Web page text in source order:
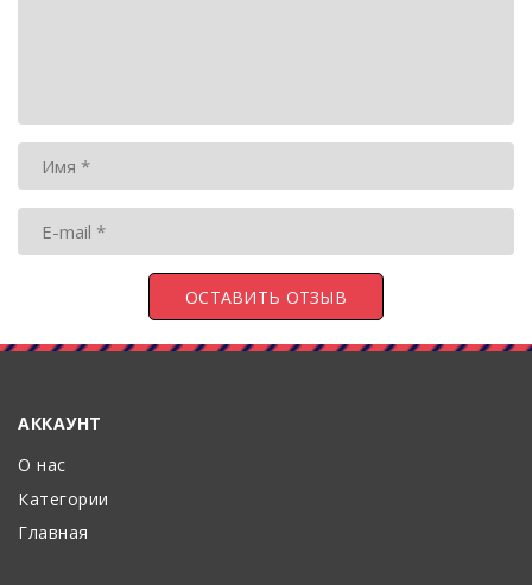
АККАУНТ
О нас
Категории
Главная